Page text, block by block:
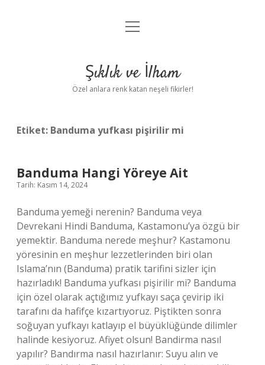
Anasayfa
Yasal Uyarı
menüyü
Şıklık ve İlham
Özel anlara renk katan neşeli fikirler!
Etiket: Banduma yufkası pişirilir mi
Banduma Hangi Yöreye Ait
Tarih: Kasım 14, 2024
Banduma yemeği nerenin? Banduma veya
Devrekani Hindi Banduma, Kastamonu’ya özgü bir
yemektir. Banduma nerede meşhur? Kastamonu
yöresinin en meşhur lezzetlerinden biri olan
Islama’nın (Banduma) pratik tarifini sizler için
hazırladık! Banduma yufkası pişirilir mi? Banduma
için özel olarak açtığımız yufkayı saça çevirip iki
tarafını da hafifçe kızartıyoruz. Piştikten sonra
soğuyan yufkayı katlayıp el büyüklüğünde dilimler
halinde kesiyoruz. Afiyet olsun! Bandirma nasıl
yapılır? Bandırma nasıl hazırlanır: Suyu alın ve